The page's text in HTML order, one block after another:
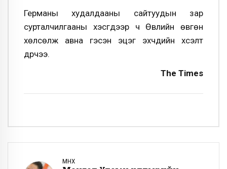
Германы худалдааны сайтуудын зар
сурталчилгааны хэсгүүдээр ч Өвлийн өвгөн
хөлсөлж авна гэсэн эцэг эхчүүдийн хүсэлт
дүүрчээ.
The Times
ӨМНӨХ